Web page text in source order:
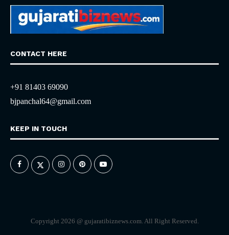
CONTACT HERE
+91 81403 69090
bjpanchal64@gmail.com
KEEP IN TOUCH
Copyright 2026 @ gujaratibiznews.com. All Right Reserved.